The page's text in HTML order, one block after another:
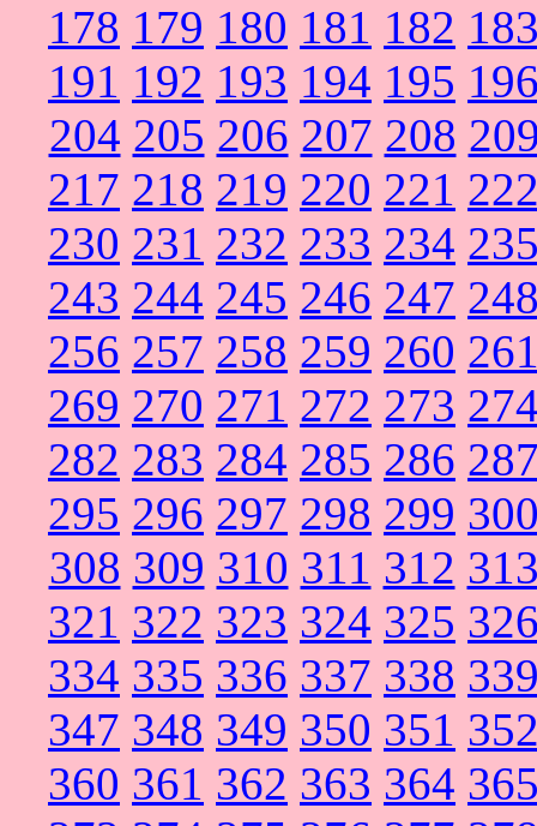
178 179 180 181 182
191 192 193 194 195
204 205 206 207 208
217 218 219 220 221
230 231 232 233 234
243 244 245 246 247
256 257 258 259 260
269 270 271 272 273
282 283 284 285 286
295 296 297 298 299
308 309 310 311 312
321 322 323 324 325
334 335 336 337 338
347 348 349 350 351
360 361 362 363 364